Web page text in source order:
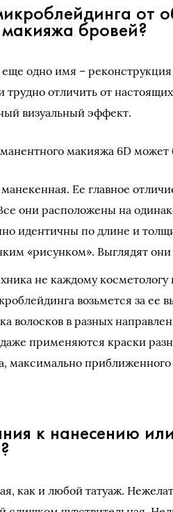
от
бровей?
одно имя –
отличить от
визуальный эффект.
макияжа 6D может
Ее главное
они расположены на
идентичны по длине и
«рисунком». Выглядят
не каждому
возьмется за ее
волосков в разных
применяются краски
максимально приближенного
к нанесению
как и любой татуаж.